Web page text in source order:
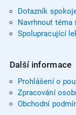
Dotazník
Navrhnout téma
Spolupracující
Další informace
Prohlášení o
Zpracování
Obchodní